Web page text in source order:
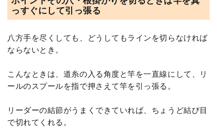
っすぐにして引っ張る
八方手を尽くしても、どうしてもラインを切らなければ
ならないとき。
こんなときは、道糸の入る角度と竿を一直線にして、リ
ールのスプールを指で押さえて竿を引っ張る。
リーダーの結節がうまくできていれば、ちょうど結び目
で切れてくれる。